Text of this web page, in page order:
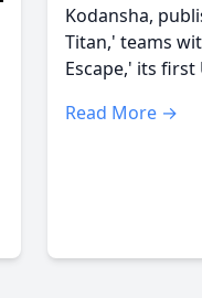
Kodansha,
Titan,' teams
Escape,' its first
Read More →